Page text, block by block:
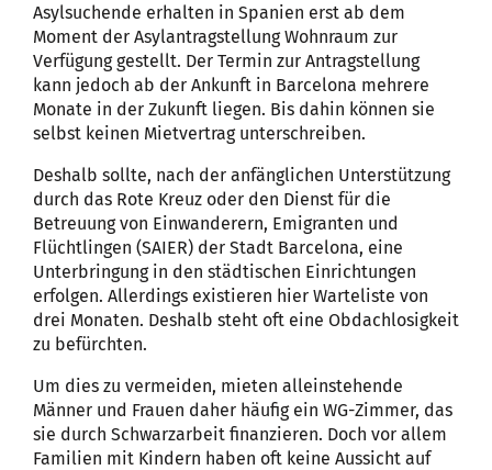
Asylsuchende erhalten in Spanien erst ab dem
Moment der Asylantragstellung Wohnraum zur
Verfügung gestellt. Der Termin zur Antragstellung
kann jedoch ab der Ankunft in Barcelona mehrere
Monate in der Zukunft liegen. Bis dahin können sie
selbst keinen Mietvertrag unterschreiben.
Deshalb sollte, nach der anfänglichen Unterstützung
durch das Rote Kreuz oder den Dienst für die
Betreuung von Einwanderern, Emigranten und
Flüchtlingen (SAIER) der Stadt Barcelona, eine
Unterbringung in den städtischen Einrichtungen
erfolgen. Allerdings existieren hier Warteliste von
drei Monaten. Deshalb steht oft eine Obdachlosigkeit
zu befürchten.
Um dies zu vermeiden, mieten alleinstehende
Männer und Frauen daher häufig ein WG-Zimmer, das
sie durch Schwarzarbeit finanzieren. Doch vor allem
Familien mit Kindern haben oft keine Aussicht auf